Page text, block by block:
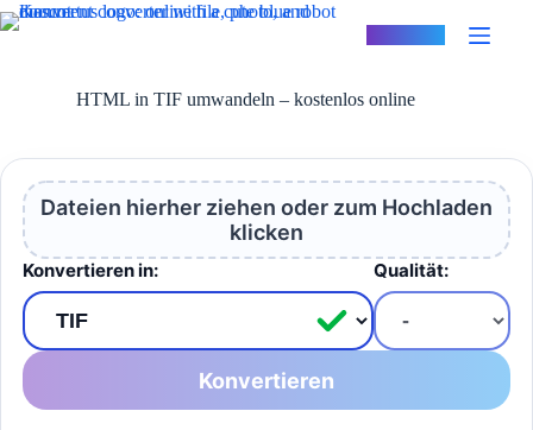
Zum
Inhalt
HTML in TIF umwandeln – kostenlos online
Dateien hierher ziehen oder zum Hochladen
klicken
Konvertieren in: Qualität:
Konvertieren